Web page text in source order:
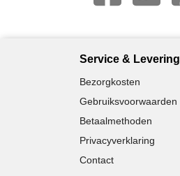
Service & Levering
Bezorgkosten
Gebruiksvoorwaarden
Betaalmethoden
Privacyverklaring
Contact